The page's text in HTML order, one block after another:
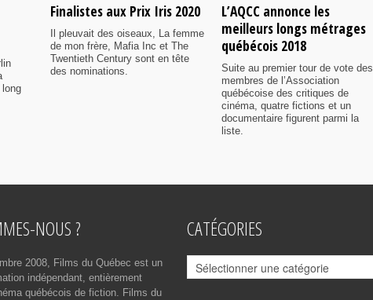
Finalistes aux Prix Iris 2020
Il pleuvait des oiseaux, La femme
de mon frère, Mafia Inc et The
Twentieth Century sont en tête
des nominations.
L’AQCC annonce les
meilleurs longs métrages
québécois 2018
Suite au premier tour de vote des
membres de l’Association
québécoise des critiques de
cinéma, quatre fictions et un
documentaire figurent parmi la
liste.
NOUS ?
2008, Films du Québec est un
indépendant, entièrement
québécois de fiction. Films du
CATÉGORIES
Catégories